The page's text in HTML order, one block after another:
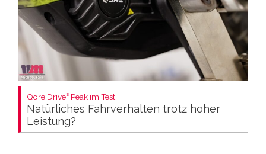
Qore Drive³ Peak im Test:
Natürliches Fahrverhalten trotz hoher
Leistung?